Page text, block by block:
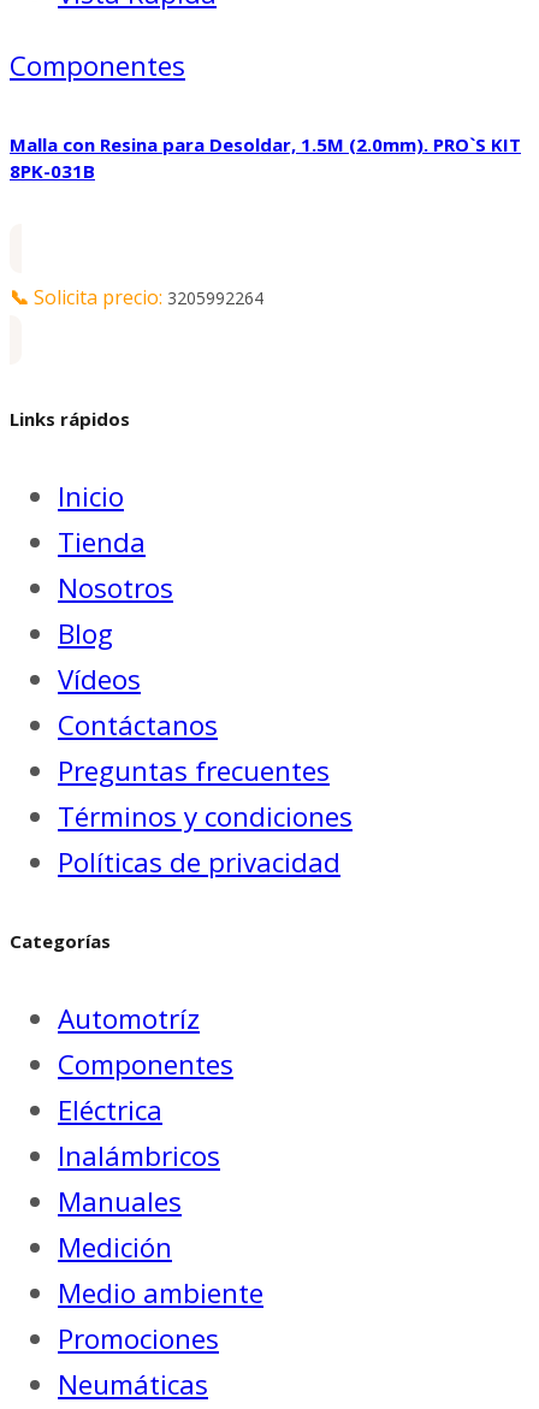
Componentes
Malla con Resina para Desoldar, 1.5M (2.0mm). PRO`S KIT
8PK-031B
📞 Solicita precio: 3205992264
Links rápidos
Inicio
Tienda
Nosotros
Blog
Vídeos
Contáctanos
Preguntas frecuentes
Términos y condiciones
Políticas de privacidad
Categorías
Automotríz
Componentes
Eléctrica
Inalámbricos
Manuales
Medición
Medio ambiente
Promociones
Neumáticas